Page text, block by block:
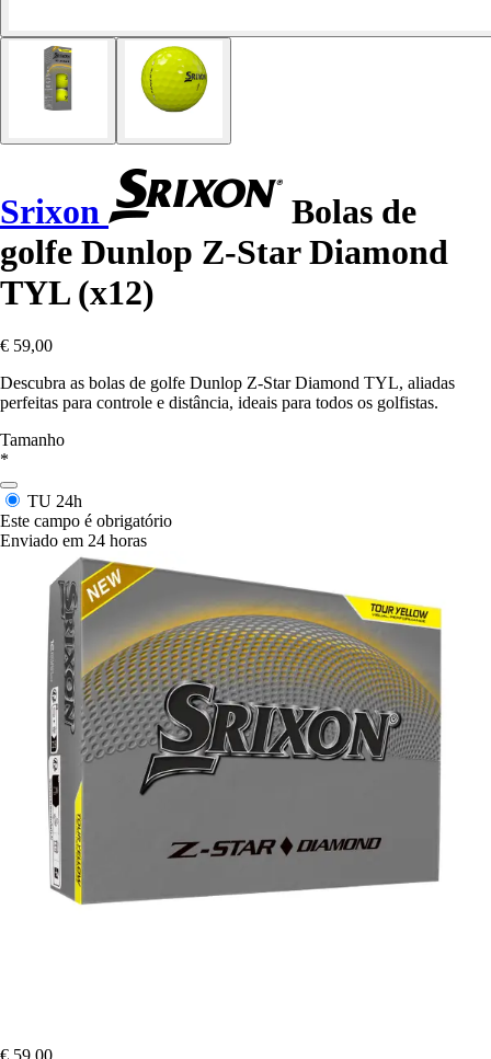
Srixon
Bolas de
golfe Dunlop Z-Star Diamond
TYL (x12)
€ 59,00
Descubra as bolas de golfe Dunlop Z-Star Diamond TYL, aliadas
perfeitas para controle e distância, ideais para todos os golfistas.
Tamanho
*
TU 24h
Este campo é obrigatório
Enviado em 24 horas